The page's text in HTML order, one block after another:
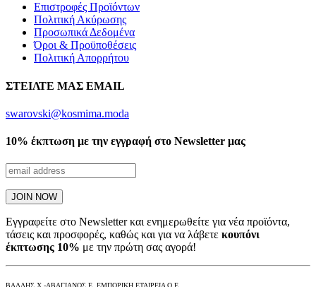
Επιστροφές Προϊόντων
Πολιτική Ακύρωσης
Προσωπικά Δεδομένα
Όροι & Προϋποθέσεις
Πολιτική Απορρήτου
ΣΤΕΙΛΤΕ ΜΑΣ EMAIL
swarovski@kosmima.moda
10% έκπτωση με την εγγραφή στο Newsletter μας
Εγγραφείτε στο Newsletter και ενημερωθείτε για νέα προϊόντα,
τάσεις και προσφορές, καθώς και για να λάβετε κουπόνι
έκπτωσης 10% με την πρώτη σας αγορά!
ΒΑΛΛΗΣ Χ.-ΑΒΑΓΙΑΝΟΣ Ε. ΕΜΠΟΡΙΚΗ ΕΤΑΙΡΕΙΑ Ο.Ε.